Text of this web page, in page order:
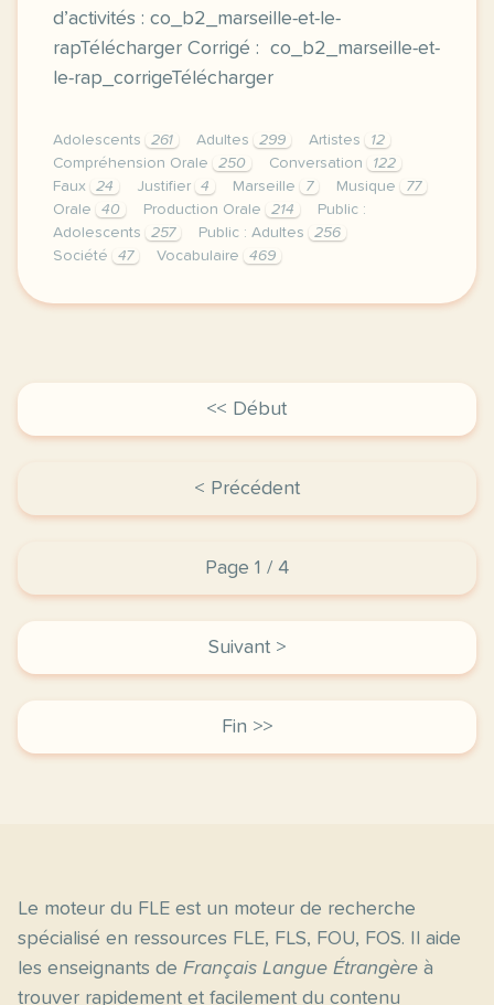
d’activités : co_b2_marseille-et-le-
rapTélécharger Corrigé : co_b2_marseille-et-
le-rap_corrigeTélécharger
Adolescents 261 Adultes 299 Artistes
12
Compréhension Orale
250 Conversation
122
Faux
24 Justifier 4 Marseille 7 Musique
77
Orale
40 Production Orale 214
Public :
Adolescents
257 Public : Adultes
256
Société
47 Vocabulaire 469
duree 1 heure niveau b2 public adolescents et
<< Début
< Précédent
Page 1 / 4
Suivant >
Fin >>
Le moteur du FLE est un moteur de recherche
spécialisé en ressources FLE, FLS, FOU, FOS. Il aide
les enseignants de Français Langue Étrangère à
trouver rapidement et facilement du contenu